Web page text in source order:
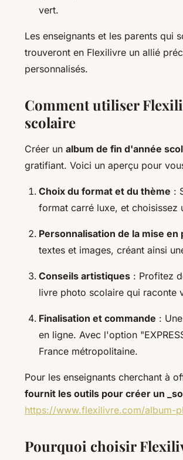
vert.
Les enseignants et les parents qui
trouveront en Flexilivre un allié
personnalisés.
Comment utiliser
scolaire
Créer un album de fin d'année
gratifiant. Voici un aperçu pour
Choix du format et du thème :
format carré luxe, et choisissez
Personnalisation de la mise en
textes et images, créant ainsi
Conseils artistiques : Profitez
livre photo scolaire qui raconte
Finalisation et commande :
en ligne. Avec l'option
France métropolitaine.
Pour les enseignants cherchant à
fournit les outils pour créer un
https://www.flexilivre.com/album-
Pourquoi choisir